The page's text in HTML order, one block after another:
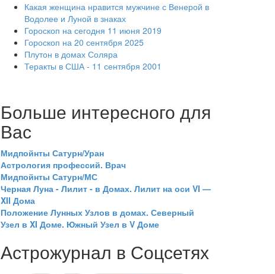
Какая женщина нравится мужчине с Венерой в
Водолее и Луной в знаках
Гороскоп на сегодня 11 июня 2019
Гороскоп на 20 сентября 2025
Плутон в домах Соляра
Теракты в США - 11 сентября 2001
Больше интересного для
Вас
Мидпойнты Сатурн/Уран
Астрология профессий. Врач
Мидпойнты Сатурн/МС
Черная Луна - Лилит - в Домах. Лилит на оси VI —
XII Дома
Положение Лунных Узлов в домах. Северный
Узел в XI Доме. Южный Узел в V Доме
Астрожурнал в Соцсетях